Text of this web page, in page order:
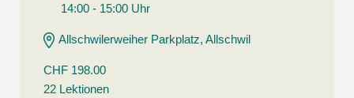
14:00 - 15:00 Uhr
Allschwilerweiher Parkplatz, Allschwil
CHF 198.00
22 Lektionen